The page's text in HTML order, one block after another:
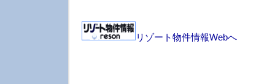
リゾート物件情報Webへ